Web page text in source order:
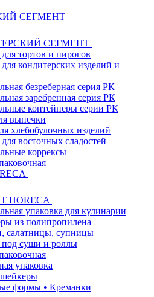
СЕГМЕНТ
СЕГМЕНТ
тортов и пирогов
кондитерских изделий и
безреберная серия РК
заребренная серия РК
контейнеры серии РК
выпечки
хлебобулочных изделий
восточных сладостей
коррексы
HORECA
упаковка для кулинарии
из полипропилена
салатницы, супницы
под суши и роллы
упаковка
формы • Креманки